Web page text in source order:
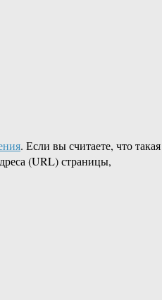
. Если вы считаете, что такая
(URL) страницы,